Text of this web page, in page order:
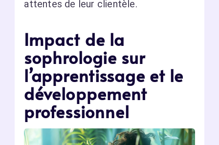
attentes de leur clientèle.
Impact de la
sophrologie sur
l’apprentissage et le
développement
professionnel